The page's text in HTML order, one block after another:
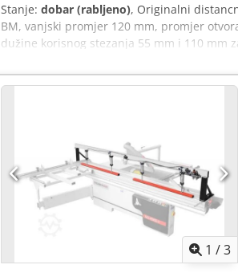
Stanje: dobar (rabljeno), Originalni
BM, vanjski promjer 120 mm, promjer
dužine korisnog stezanja 55 mm i 110 mm
širinama za reznu pilu S 900, vanjski
Aeiimz Aoh Dsrf
1 /3